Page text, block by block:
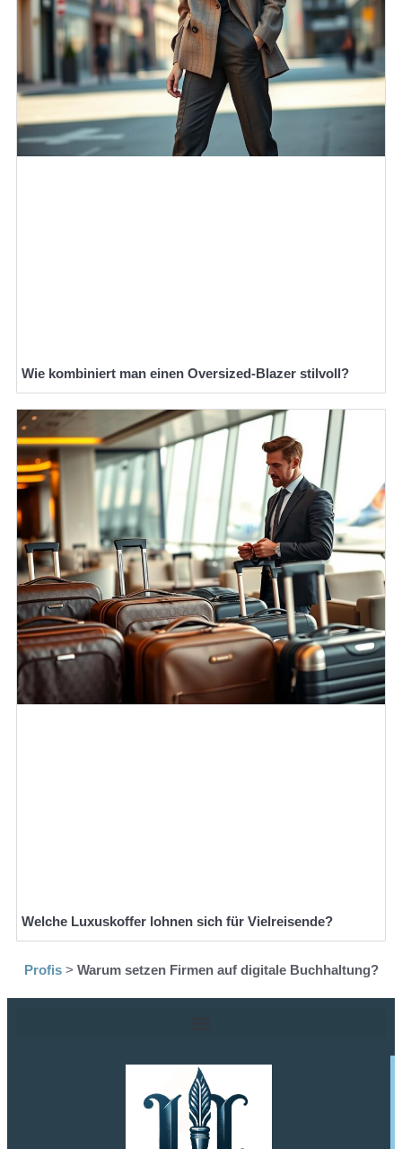
Wie kombiniert man einen Oversized-Blazer stilvoll?
Welche Luxuskoffer lohnen sich für Vielreisende?
Profis> Warum setzen Firmen auf digitale Buchhaltung?